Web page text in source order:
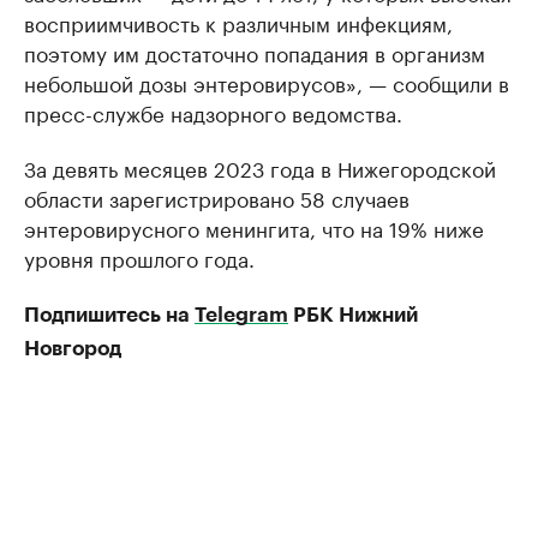
восприимчивость к различным инфекциям,
поэтому им достаточно попадания в организм
небольшой дозы энтеровирусов», — сообщили в
пресс-службе надзорного ведомства.
За девять месяцев 2023 года в Нижегородской
области зарегистрировано 58 случаев
энтеровирусного менингита, что на 19% ниже
уровня прошлого года.
Подпишитесь на Telegram РБК Нижний
Новгород